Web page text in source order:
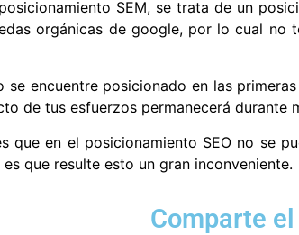
SEM, se trata de un
orgánicas de google, por lo cual no
se encuentre posicionado en las
de tus esfuerzos permanecerá durante
que en el posicionamiento SEO no se
que resulte esto un gran inconveniente.
Comparte